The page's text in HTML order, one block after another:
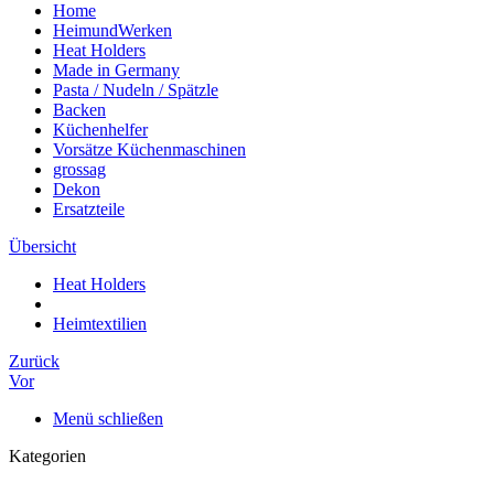
Home
HeimundWerken
Heat Holders
Made in Germany
Pasta / Nudeln / Spätzle
Backen
Küchenhelfer
Vorsätze Küchenmaschinen
grossag
Dekon
Ersatzteile
Übersicht
Heat Holders
Heimtextilien
Zurück
Vor
Menü schließen
Kategorien